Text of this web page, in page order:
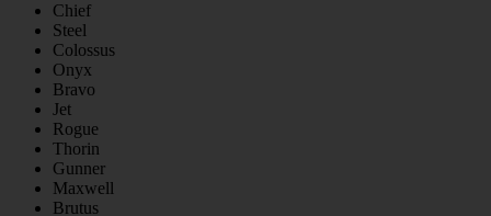
Chief
Steel
Colossus
Onyx
Bravo
Jet
Rogue
Thorin
Gunner
Maxwell
Brutus